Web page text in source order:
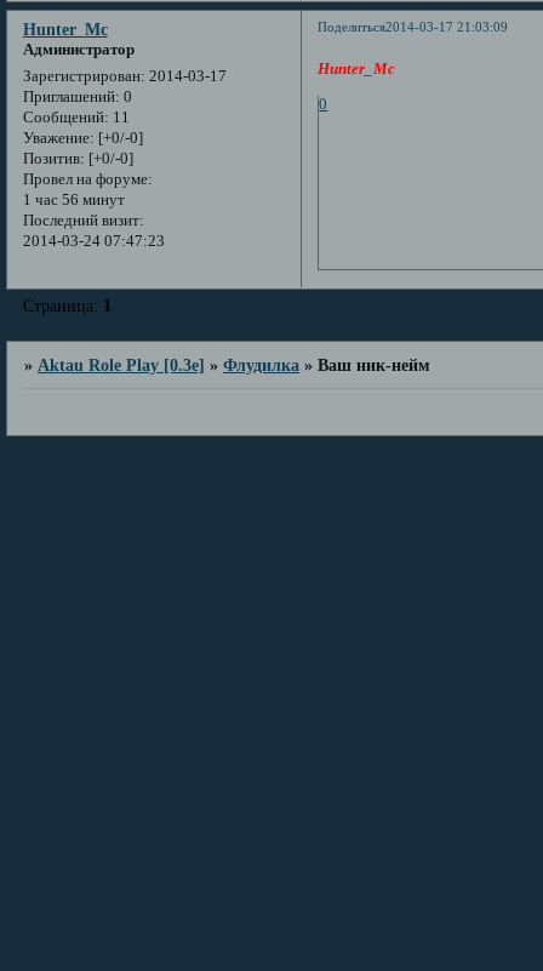
Поделиться2014-03-17 21:03:09
Hunter_Mc
Администратор
Зарегистрирован: 2014-03-17
Приглашений: 0
Сообщений: 11
Уважение: [+0/-0]
Позитив: [+0/-0]
Провел на форуме:
1 час 56 минут
Последний визит:
2014-03-24 07:47:23
Hunter_Mc
0
Страница: 1
»Aktau Role Play [0.3e] »Флудилка »Ваш ник-нейм